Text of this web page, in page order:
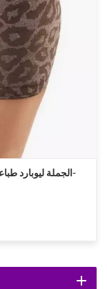
الجملة ليوبارد